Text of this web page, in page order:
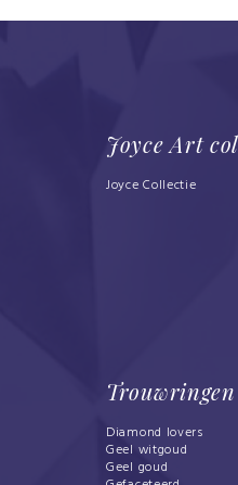
Joyce Art
Joyce Collectie
Trouwringen
Diamond lovers
Geel witgoud
Geel goud